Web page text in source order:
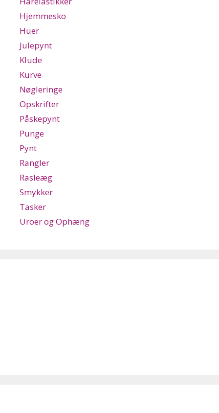
Hjemmesko
Huer
Julepynt
Klude
Kurve
Nøgleringe
Opskrifter
Påskepynt
Punge
Pynt
Rangler
Rasleæg
Smykker
Tasker
Uroer og Ophæng